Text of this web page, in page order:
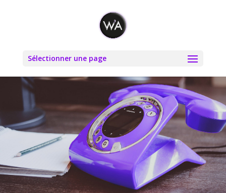
Sélectionner une page